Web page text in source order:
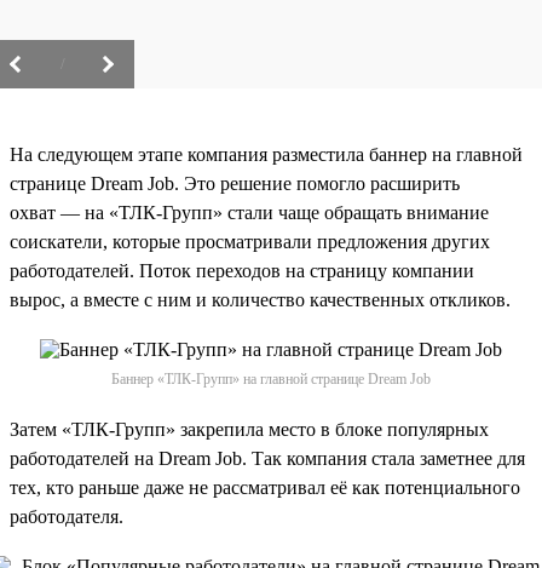
На следующем этапе компания разместила баннер на главной
странице Dream Job. Это решение помогло расширить
охват — на «ТЛК-Групп» стали чаще обращать внимание
соискатели, которые просматривали предложения других
работодателей. Поток переходов на страницу компании
вырос, а вместе с ним и количество качественных откликов.
Баннер «ТЛК-Групп» на главной странице Dream Job
Затем «ТЛК-Групп» закрепила место в блоке популярных
работодателей на Dream Job. Так компания стала заметнее для
тех, кто раньше даже не рассматривал её как потенциального
работодателя.